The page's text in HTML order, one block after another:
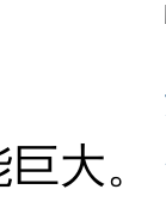
大。